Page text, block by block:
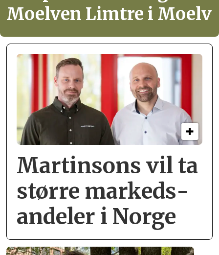
Moelven Limtre i Moelv
Martinsons vil ta
større markeds­
andeler i Norge